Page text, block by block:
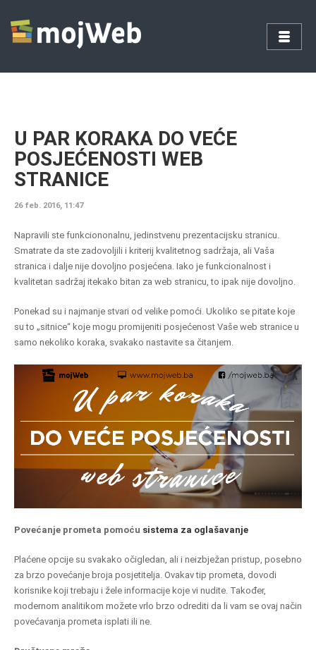
U PAR KORAKA DO VEĆE
POSJEĆENOSTI WEB
STRANICE
26 feb. 2016, 11:47
Napravili ste funkciononalnu, jedinstvenu prezentacijsku stranicu.
Smatrate da ste zadovoljili i kriterij kvalitetnog sadržaja, ali Vaša
stranica i dalje nije dovoljno posjećena. Iako je funkcionalnost i
kvalitetan sadržaj itekako bitan za web stranicu, to ipak nije dovoljno.
Ponekad su i najmanje stvari od velike pomoći. Ukoliko se pitate koje
su to „sitnice“ koje mogu promijeniti posjećenost Vaše web stranice u
samo nekoliko koraka, svakako nastavite sa čitanjem.
Povećanje prometa pomoću sistema za oglašavanje
Plaćene opcije su svakako očigledan, ali i neizbježan pristup, posebno
za brzo povećanje broja posjetitelja. Ovakav tip prometa, dovodi
korisnike koji trebaju i žele informacije koje vi nudite. Također,
modernom analitikom možete vrlo brzo odrediti da li vam se ovaj način
povećavanja prometa isplati ili ne.